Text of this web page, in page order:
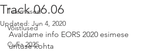
Tulemused
Võistlused
CuFa 2025
Track 06.06
Updated: Jun 4, 2020
Avaldame info EORS 2020 esimese
ürituse kohta